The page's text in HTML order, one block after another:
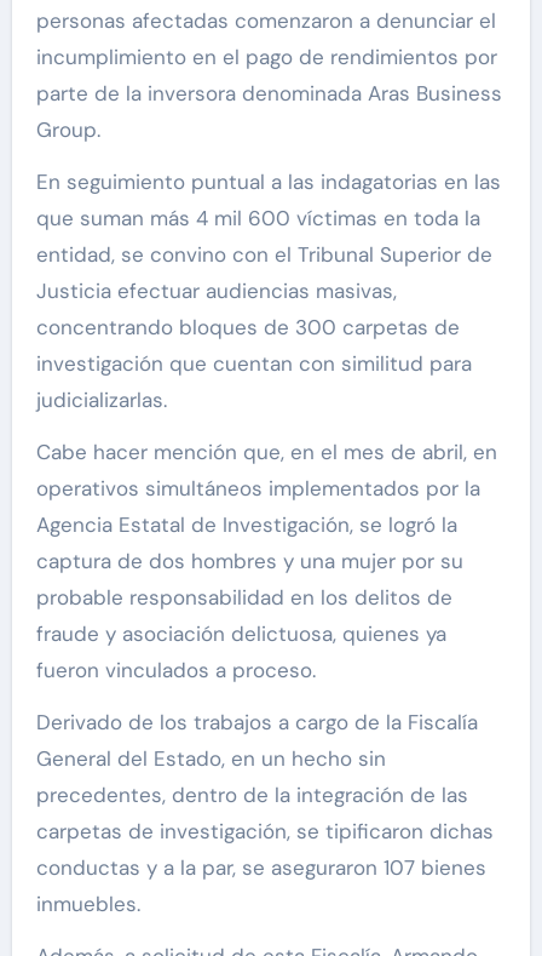
personas afectadas comenzaron a denunciar el
incumplimiento en el pago de rendimientos por
parte de la inversora denominada Aras Business
Group.
En seguimiento puntual a las indagatorias en las
que suman más 4 mil 600 víctimas en toda la
entidad, se convino con el Tribunal Superior de
Justicia efectuar audiencias masivas,
concentrando bloques de 300 carpetas de
investigación que cuentan con similitud para
judicializarlas.
Cabe hacer mención que, en el mes de abril, en
operativos simultáneos implementados por la
Agencia Estatal de Investigación, se logró la
captura de dos hombres y una mujer por su
probable responsabilidad en los delitos de
fraude y asociación delictuosa, quienes ya
fueron vinculados a proceso.
Derivado de los trabajos a cargo de la Fiscalía
General del Estado, en un hecho sin
precedentes, dentro de la integración de las
carpetas de investigación, se tipificaron dichas
conductas y a la par, se aseguraron 107 bienes
inmuebles.